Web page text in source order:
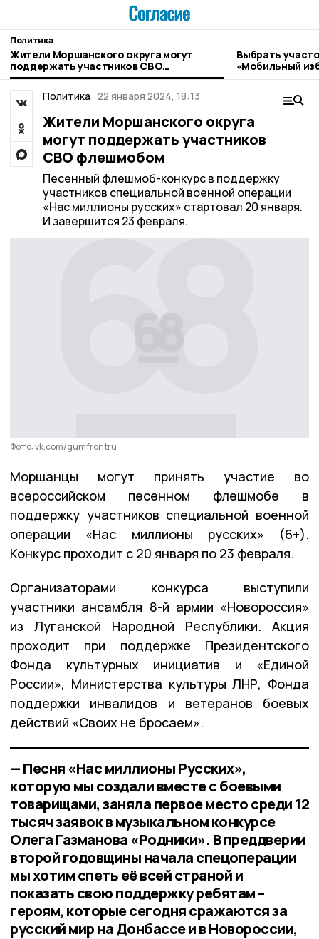
Политика
Жители Моршанского округа могут
поддержать участников СВО
флешмобом
Выбрать
«Мобильный
Моршанска
Политика 22 января 2024, 18:13
Жители Моршанского округа
могут поддержать участников
СВО флешмобом
Песенный флешмоб-конкурс в поддержку
участников специальной военной операции
«Нас миллионы русских» стартовал 20 января.
И завершится 23 февраля.
Фото: vk.com/gumfrontru
Моршанцы могут принять участие во
всероссийском песенном флешмобе в
поддержку участников специальной военной
операции «Нас миллионы русских» (6+).
Конкурс проходит с 20 января по 23 февраля.
Организаторами конкурса выступили
участники ансамбля 8-й армии «Новороссия»
из Луганской Народной Республики. Акция
проходит при поддержке Президентского
Фонда культурных инициатив и «Единой
России», Министерства культуры ЛНР, Фонда
поддержки инвалидов и ветеранов боевых
действий «Своих не бросаем».
— Песня «Нас миллионы Русских»,
которую мы создали вместе с боевыми
товарищами, заняла первое место среди 12
тысяч заявок в музыкальном конкурсе
Олега Газманова «Родники». В преддверии
второй годовщины начала спецоперации
мы хотим спеть её всей страной и
показать свою поддержку ребятам –
героям, которые сегодня сражаются за
русский мир на Донбассе и в Новороссии,